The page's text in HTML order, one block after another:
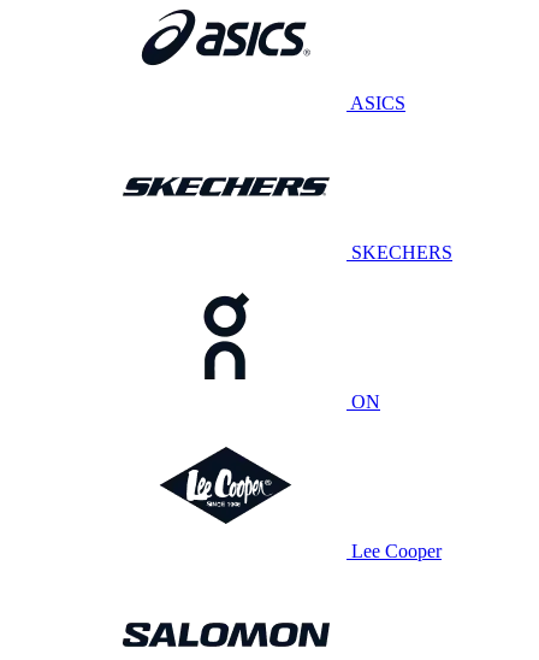
ASICS
SKECHERS
ON
Lee Cooper